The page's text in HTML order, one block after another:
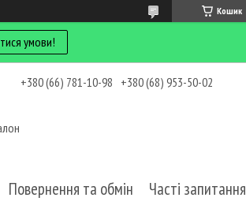
Кошик
умови!
+380 (66) 781-10-98 +380 (68) 953-50-02
Повернення та обмін Часті запитання